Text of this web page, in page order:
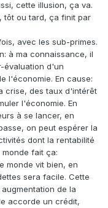
cette illusion, ça va.
tôt ou tard, ça finit par
avec les sub-primes.
à ma connaissance, il
évaluation d'un
l'économie. En cause:
crise, des taux d'intérêt
l'économie. En
à se lancer, en
on peut espérer la
dont la rentabilité
fait ça:
monde vit bien, en
sera facile. Cette
de la
accorde un crédit,